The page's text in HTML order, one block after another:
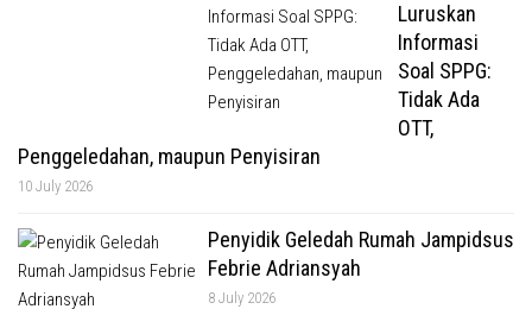
Luruskan
Informasi
Soal SPPG:
Tidak Ada
OTT,
Penggeledahan, maupun Penyisiran
10 July 2026
Penyidik Geledah Rumah Jampidsus
Febrie Adriansyah
8 July 2026